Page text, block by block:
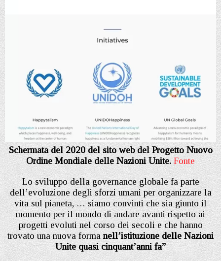
Schermata del 2020 del sito web del Progetto Nuovo
Ordine Mondiale delle Nazioni Unite. Fonte
Lo sviluppo della governance globale fa parte
dell’evoluzione degli sforzi umani per organizzare la
vita sul pianeta, … siamo convinti che sia giunto il
momento per il mondo di andare avanti rispetto ai
progetti evoluti nel corso dei secoli e che hanno
trovato una nuova formanell’istituzione delle Nazioni
Unite quasi cinquant’anni fa”